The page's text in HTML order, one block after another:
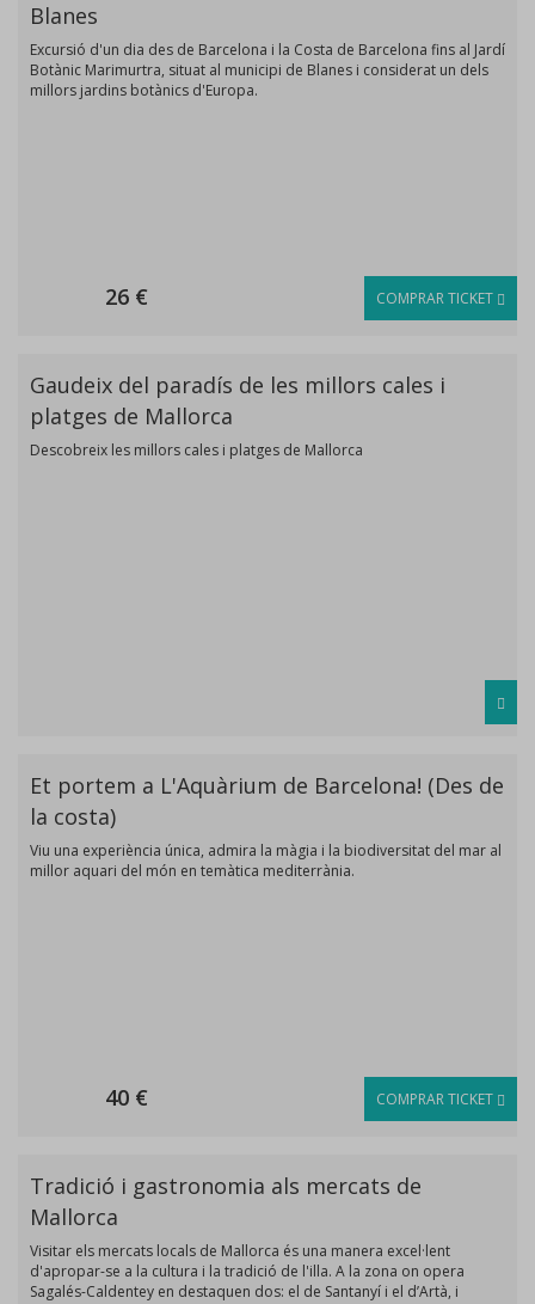
Blanes
Excursió d'un dia des de Barcelona i la Costa de Barcelona fins al Jardí
Botànic Marimurtra, situat al municipi de Blanes i considerat un dels
millors jardins botànics d'Europa.
26 € COMPRAR TICKET
Gaudeix del paradís de les millors cales i
platges de Mallorca
Descobreix les millors cales i platges de Mallorca
Et portem a L'Aquàrium de Barcelona! (Des de
la costa)
Viu una experiència única, admira la màgia i la biodiversitat del mar al
millor aquari del món en temàtica mediterrània.
40 € COMPRAR TICKET
Tradició i gastronomia als mercats de
Mallorca
Visitar els mercats locals de Mallorca és una manera excel·lent
d'apropar-se a la cultura i la tradició de l'illa. A la zona on opera
Sagalés-Caldentey en destaquen dos: el de Santanyí i el d’Artà, i